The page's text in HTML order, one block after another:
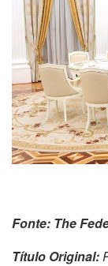
Fonte: The
Título Original: